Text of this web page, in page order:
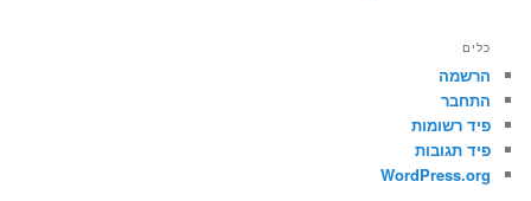
כלים
הרשמה
התחבר
פיד רשומות
פיד תגובות
WordPress.org